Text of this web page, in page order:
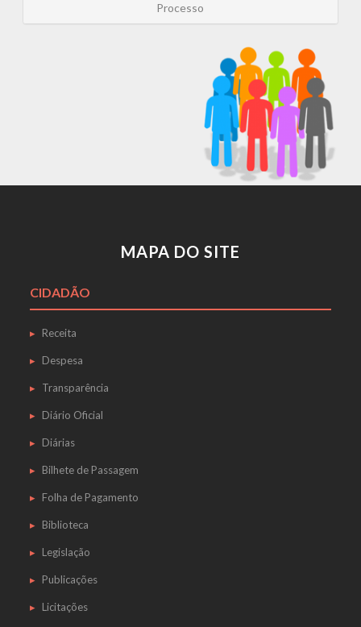
Processo
MAPA DO SITE
CIDADÃO
Receita
Despesa
Transparência
Diário Oficial
Diárias
Bilhete de Passagem
Folha de Pagamento
Biblioteca
Legislação
Publicações
Licitações